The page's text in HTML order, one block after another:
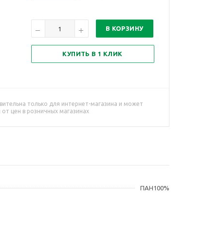
В КОРЗИНУ
КУПИТЬ В 1 КЛИК
только для интернет-магазина и может
от цен в розничных магазинах
ПАН100%